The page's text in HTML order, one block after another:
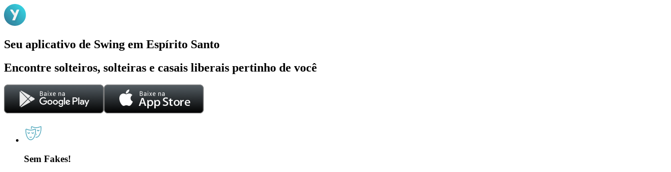
Seu aplicativo de Swing em Espírito Santo
Encontre solteiros, solteiras e casais liberais pertinho de você
Sem Fakes!